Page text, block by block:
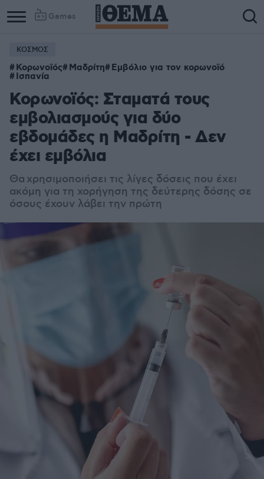
Games
ΚΟΣΜΟΣ
Κορωνοϊός Μαδρίτη Εμβόλιο για τον κορωνοϊό
Ισπανία
Κορωνοϊός: Σταματά τους
εμβολιασμούς για δύο
εβδομάδες η Μαδρίτη - Δεν
έχει εμβόλια
Θα χρησιμοποιήσει τις λίγες δόσεις που έχει
ακόμη για τη χορήγηση της δεύτερης δόσης σε
όσους έχουν λάβει την πρώτη